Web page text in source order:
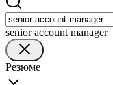
senior account manager
Резюме